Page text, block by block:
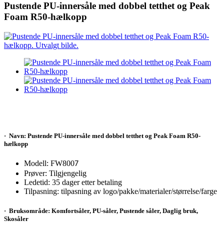
Pustende PU-innersåle med dobbel tetthet og Peak
Foam R50-hælkopp
· Navn: Pustende PU-innersåle med dobbel tetthet og Peak Foam R50-
hælkopp
Modell: FW8007
Prøver: Tilgjengelig
Ledetid: 35 dager etter betaling
Tilpasning: tilpasning av logo/pakke/materialer/størrelse/farge
· Bruksområde: Komfortsåler, PU-såler, Pustende såler, Daglig bruk,
Skosåler